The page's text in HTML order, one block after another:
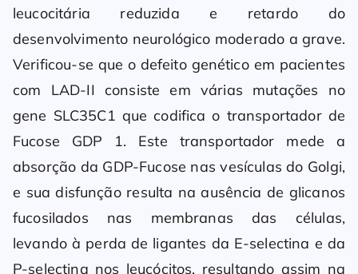
leucocitária reduzida e retardo do
desenvolvimento neurológico moderado a grave.
Verificou-se que o defeito genético em pacientes
com LAD-II consiste em várias mutações no
gene SLC35C1 que codifica o transportador de
Fucose GDP 1. Este transportador mede a
absorção da GDP-Fucose nas vesículas do Golgi,
e sua disfunção resulta na ausência de glicanos
fucosilados nas membranas das células,
levando à perda de ligantes da E-selectina e da
P-selectina nos leucócitos, resultando assim na